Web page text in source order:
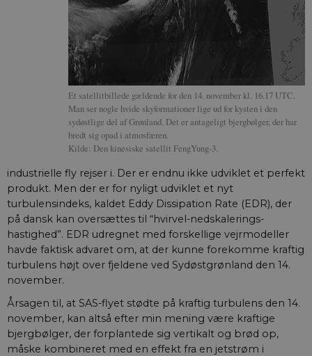
Et satellitbillede gældende for den 14. november kl. 16.17 UTC.
Man ser nogle hvide skyformationer lige ud for kysten i den
sydøstlige del af Grønland. Det er antageligt bjergbølger, der har
bredt sig opad i atmosfæren.
Kilde: Den kinesiske satellit FengYung-3.
industrielle fly rejser i. Der er endnu ikke udviklet et perfekt
produkt. Men der er for nyligt udviklet et nyt
turbulensindeks, kaldet Eddy Dissipation Rate (EDR), der
på dansk kan oversættes til “hvirvel-nedskalerings-
hastighed”. EDR udregnet med forskellige vejrmodeller
havde faktisk advaret om, at der kunne forekomme kraftig
turbulens højt over fjeldene ved Sydøstgrønland den 14.
november.
Årsagen til, at SAS-flyet stødte på kraftig turbulens den 14.
november, kan altså efter min mening være kraftige
bjergbølger, der forplantede sig vertikalt og brød op,
måske kombineret med en effekt fra en jetstrøm i
.youtube.com
indstilles af
YouTube til at
visninger af
indlejrede
__Secure-
ROLLOUT_TOKEN
.youtube.com
måneder
YouTube
denne cookie
lancere nye
funktioner og
den tilhørende
effekt, når
eksisterende
cookies og
VISITOR_INFO1_LIVE
Google LLC
.youtube.com
5
måneder
4 uger
Denne cookie
videoer, der er
indlejret i
også afgøre,
bruger den
grænsefladen.
typo3nonce_M4XdBoB8fUI9A4vpzrXShg